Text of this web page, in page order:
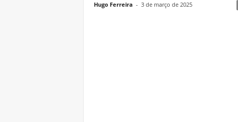
Hugo Ferreira - 3 de março de 2025